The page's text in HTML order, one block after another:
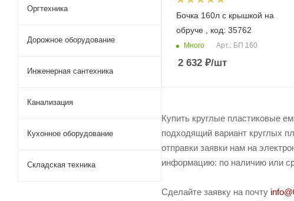
Бочка 160л с крышкой на
обруче , код: 35762
Много Арт.: БП 160
2 632 ₽/шт
Купить круглые пластиковые
подходящий вариант круглых
отправки заявки нам на
информацию: по наличию или
Сделайте заявку на почту
Оргтехника
Дорожное оборудование
Инженерная сантехника
Канализация
Кухонное оборудование
Складская техника